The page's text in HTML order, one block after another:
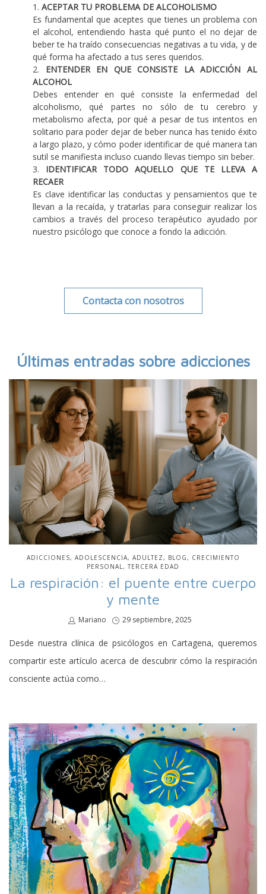
ACEPTAR TU PROBLEMA DE ALCOHOLISMO
Es fundamental que aceptes que tienes un problema con
el alcohol, entendiendo hasta qué punto el no dejar de
beber te ha traído consecuencias negativas a tu vida, y de
qué forma ha afectado a tus seres queridos.
ENTENDER EN QUE CONSISTE LA ADICCIÓN AL
ALCOHOL
Debes entender en qué consiste la enfermedad del
alcoholismo, qué partes no sólo de tu cerebro y
metabolismo afecta, por qué a pesar de tus intentos en
solitario para poder dejar de beber nunca has tenido éxito
a largo plazo, y cómo poder identificar de qué manera tan
sutil se manifiesta incluso cuando llevas tiempo sin beber.
IDENTIFICAR TODO AQUELLO QUE TE LLEVA A
RECAER
Es clave identificar las conductas y pensamientos que te
llevan a la recaída, y tratarlas para conseguir realizar los
cambios a través del proceso terapéutico ayudado por
nuestro psicólogo que conoce a fondo la adicción.
Contacta con nosotros
Últimas entradas sobre adicciones
PUBLICADO
ADICCIONES ADOLESCENCIA ADULTEZ BLOG
CRECIMIENTO
PERSONAL
TERCERA EDAD
La respiración: el puente entre cuerpo
y mente
por
Mariano
Publicado
29 septiembre, 2025
Desde nuestra clínica de psicólogos en Cartagena, queremos
compartir este artículo acerca de descubrir cómo la respiración
consciente actúa como…